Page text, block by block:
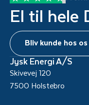
El til hele
Bliv kunde hos
Jysk Energi A/S
Skivevej 120
7500 Holstebro